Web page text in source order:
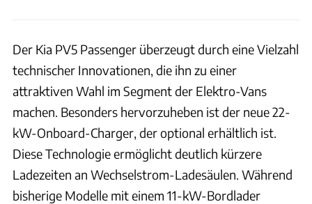
Der Kia PV5 Passenger überzeugt durch eine Vielzahl
technischer Innovationen, die ihn zu einer
attraktiven Wahl im Segment der Elektro-Vans
machen. Besonders hervorzuheben ist der neue 22-
kW-Onboard-Charger, der optional erhältlich ist.
Diese Technologie ermöglicht deutlich kürzere
Ladezeiten an Wechselstrom-Ladesäulen. Während
bisherige Modelle mit einem 11-kW-Bordlader